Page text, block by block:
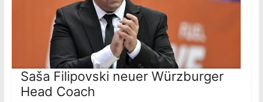
Saša Filipovski neuer Würzburger
Head Coach